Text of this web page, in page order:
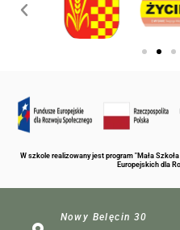
W szkole realizowany jest program "Mała
Europejskich dla
Nowy Belęcin 30